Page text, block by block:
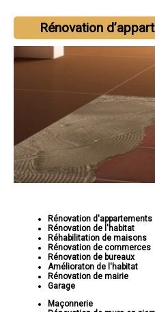
Rénovation
Rénovation d'appartements
Rénovation de l'habitat
Réhabilitation de maisons
Rénovation de commerces
Rénovation de bureaux
Amélioraton de l'habitat
Rénovation de mairie
Garage
Maçonnerie